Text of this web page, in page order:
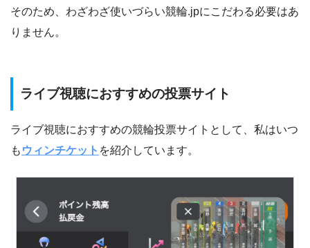
そのため、わざわざ使いづらい競輪.jpにこだわる必要はあ
りません。
ライブ視聴におすすめの投票サイト
ライブ視聴におすすめの競輪投票サイトとして、私はいつ
も ウィンチケット を紹介しています。